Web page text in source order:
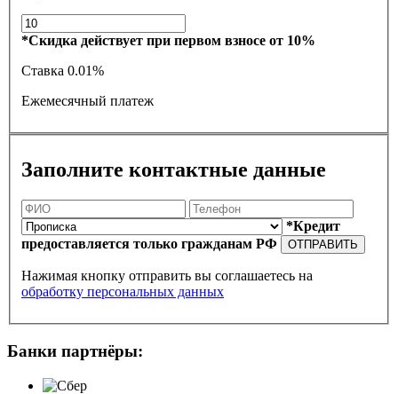
*Скидка действует при первом взносе от 10%
Ставка 0.01%
Ежемесячный платеж
Заполните контактные данные
*Кредит
предоставляется только гражданам РФ
ОТПРАВИТЬ
Нажимая кнопку отправить вы соглашаетесь на
обработку персональных данных
Банки партнёры: